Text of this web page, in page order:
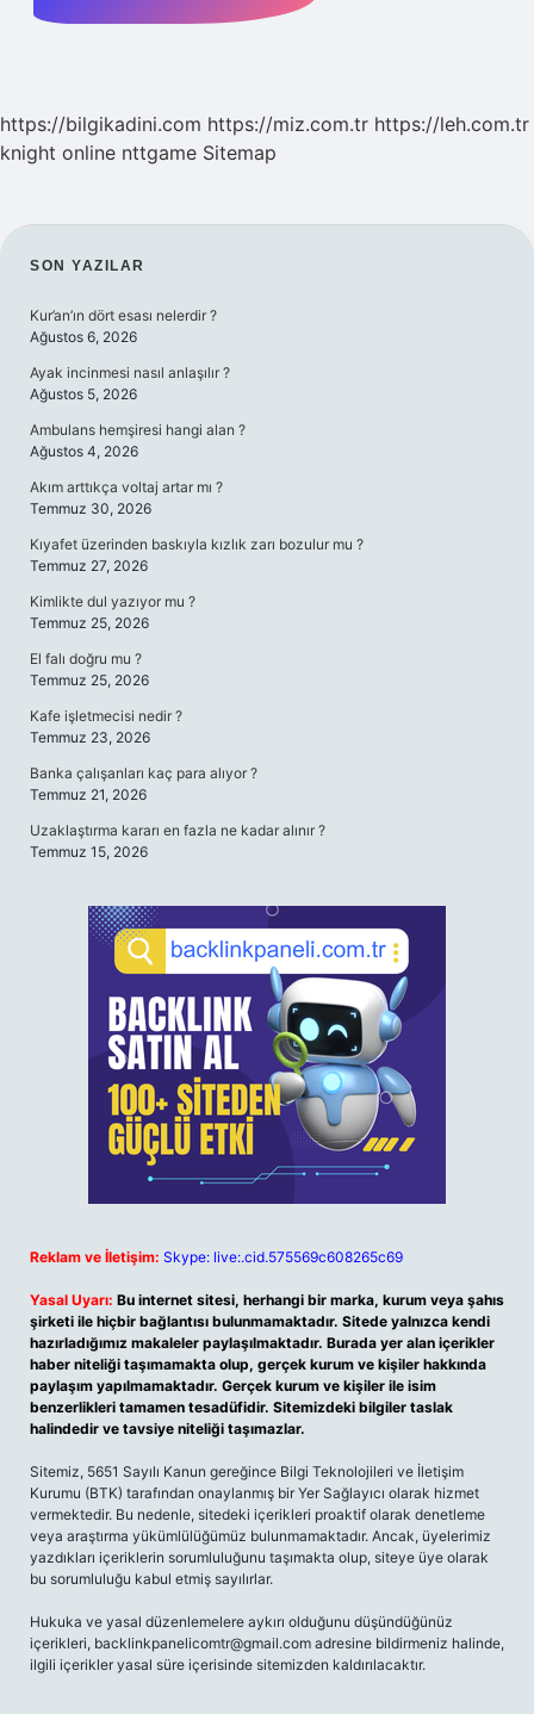
https://bilgikadini.com https://miz.com.tr https://leh.com.tr
knight online nttgame Sitemap
SIDEBAR
SON YAZILAR
Kur’an’ın dört esası nelerdir ?
Ağustos 6, 2026
Ayak incinmesi nasıl anlaşılır ?
Ağustos 5, 2026
Ambulans hemşiresi hangi alan ?
Ağustos 4, 2026
Akım arttıkça voltaj artar mı ?
Temmuz 30, 2026
Kıyafet üzerinden baskıyla kızlık zarı bozulur mu ?
Temmuz 27, 2026
Kimlikte dul yazıyor mu ?
Temmuz 25, 2026
El falı doğru mu ?
Temmuz 25, 2026
Kafe işletmecisi nedir ?
Temmuz 23, 2026
Banka çalışanları kaç para alıyor ?
Temmuz 21, 2026
Uzaklaştırma kararı en fazla ne kadar alınır ?
Temmuz 15, 2026
Reklam ve İletişim: Skype: live:.cid.575569c608265c69
Yasal Uyarı: Bu internet sitesi, herhangi bir marka, kurum veya şahıs
şirketi ile hiçbir bağlantısı bulunmamaktadır. Sitede yalnızca kendi
hazırladığımız makaleler paylaşılmaktadır. Burada yer alan içerikler
haber niteliği taşımamakta olup, gerçek kurum ve kişiler hakkında
paylaşım yapılmamaktadır. Gerçek kurum ve kişiler ile isim
benzerlikleri tamamen tesadüfidir. Sitemizdeki bilgiler taslak
halindedir ve tavsiye niteliği taşımazlar.
Sitemiz, 5651 Sayılı Kanun gereğince Bilgi Teknolojileri ve İletişim
Kurumu (BTK) tarafından onaylanmış bir Yer Sağlayıcı olarak hizmet
vermektedir. Bu nedenle, sitedeki içerikleri proaktif olarak denetleme
veya araştırma yükümlülüğümüz bulunmamaktadır. Ancak, üyelerimiz
yazdıkları içeriklerin sorumluluğunu taşımakta olup, siteye üye olarak
bu sorumluluğu kabul etmiş sayılırlar.
Hukuka ve yasal düzenlemelere aykırı olduğunu düşündüğünüz
içerikleri, backlinkpanelicomtr@gmail.com adresine bildirmeniz halinde,
ilgili içerikler yasal süre içerisinde sitemizden kaldırılacaktır.